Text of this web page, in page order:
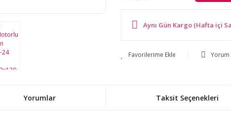
Aynı Gün Kargo (Hafta içi
Yorum
Yorumlar Taksit Seçenekleri